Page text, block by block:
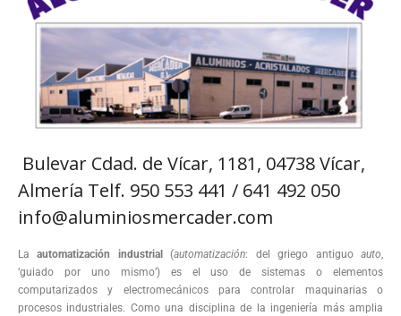
Bulevar Cdad. de Vícar, 1181, 04738 Vícar,
Almería Telf. 950 553 441 / 641 492 050
info@aluminiosmercader.com
Laautomatización industrial (automatización: del griego antiguoauto,
‘guiado por uno mismo’) es el uso de sistemas o elementos
computarizados y electromecánicos para controlar maquinarias o
procesos industriales. Como una disciplina de la ingeniería más amplia